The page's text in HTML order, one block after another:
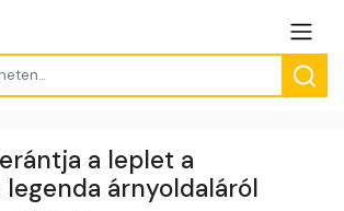
a leplet a
árnyoldaláról